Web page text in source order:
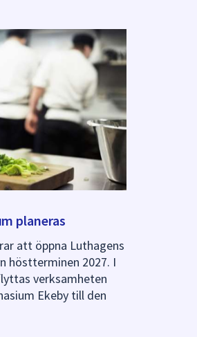
planeras
att öppna Luthagens
höstterminen 2027. I
verksamheten
Ekeby till den